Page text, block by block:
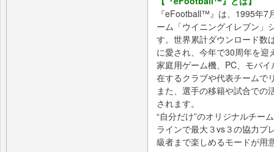
『eFootball™』は、1995年7
ーム「ウイニングイレブン」
す。世界累計ダウンロード数
に愛され、今年で30周年を迎
家庭用ゲーム機、PC、モバ
在するクラブや代表チームで
また、選手の移籍や試合での
されます。
“自分だけ”のオリジナルチー
ラインで最大３vs３の協力プ
級者まで楽しめるモードが用